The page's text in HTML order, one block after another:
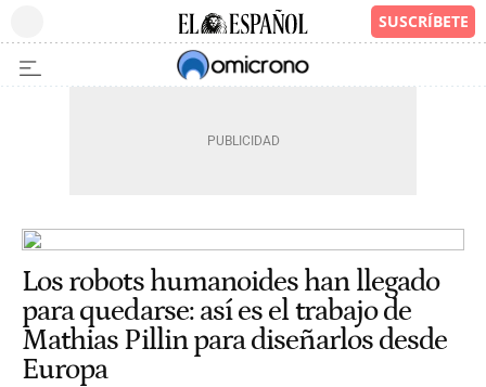
Los robots humanoides han llegado
para quedarse: así es el trabajo de
Mathias Pillin para diseñarlos desde
Europa